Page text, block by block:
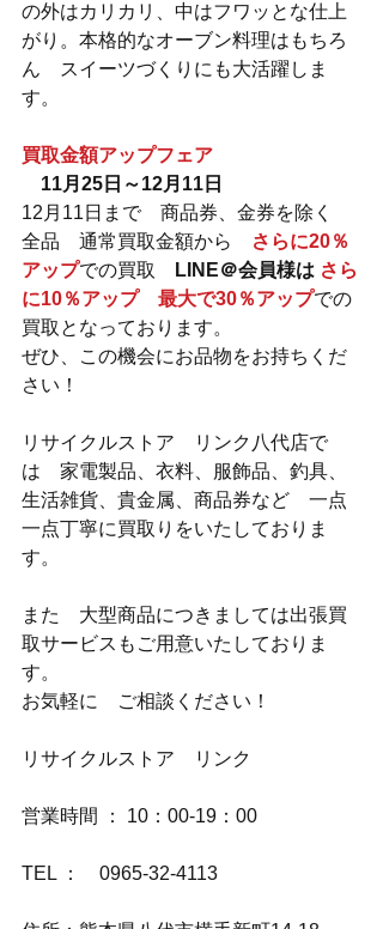
の外はカリカリ、中はフワッとな仕上
がり。本格的なオーブン料理はもちろ
ん　スイーツづくりにも大活躍しま
す。
買取金額アップフェア
11月25日～12月11日
12月11日まで　商品券、金券を除く
全品　通常買取金額から
さらに20％
アップでの買取 LINE＠会員様は さら
に10％アップ　最大で30％アップでの
買取となっております。
ぜひ、この機会にお品物をお持ちくだ
さい！
リサイクルストア　リンク八代店で
は　家電製品、衣料、服飾品、釣具、
生活雑貨、貴金属、商品券など　一点
一点丁寧に買取りをいたしておりま
す。
また　大型商品につきましては出張買
取サービスもご用意いたしておりま
す。
お気軽に　ご相談ください！
リサイクルストア　リンク
営業時間 ： 10：00-19：00
TEL ：　0965-32-4113